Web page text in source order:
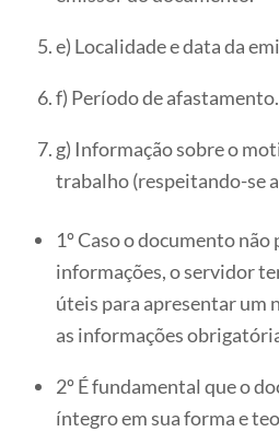
e) Localidade e data da
f) Período de afastamento.
g) Informação sobre o
trabalho (respeitando-se
1º Caso o documento não
informações, o servidor
úteis para apresentar um
as informações
2º É fundamental que o
íntegro em sua forma e